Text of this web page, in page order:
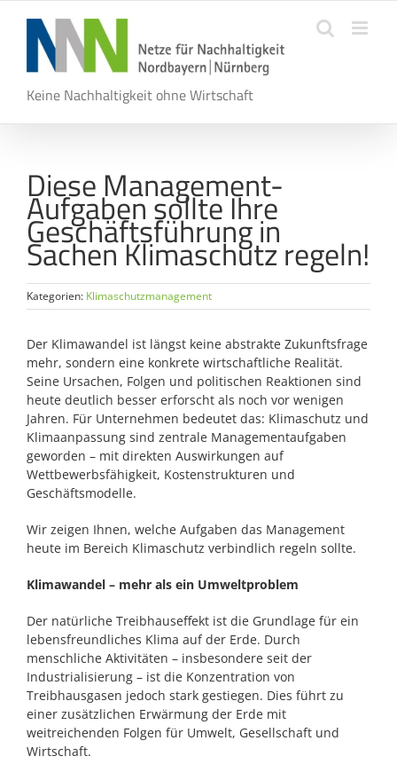
springen
Keine Nachhaltigkeit ohne Wirtschaft
Diese Management-
Aufgaben sollte Ihre
Geschäftsführung in
Sachen Klimaschutz regeln!
Kategorien: Klimaschutzmanagement
Der Klimawandel ist längst keine abstrakte Zukunftsfrage
mehr, sondern eine konkrete wirtschaftliche Realität.
Seine Ursachen, Folgen und politischen Reaktionen sind
heute deutlich besser erforscht als noch vor wenigen
Jahren. Für Unternehmen bedeutet das: Klimaschutz und
Klimaanpassung sind zentrale Managementaufgaben
geworden – mit direkten Auswirkungen auf
Wettbewerbsfähigkeit, Kostenstrukturen und
Geschäftsmodelle.
Wir zeigen Ihnen, welche Aufgaben das Management
heute im Bereich Klimaschutz verbindlich regeln sollte.
Klimawandel – mehr als ein Umweltproblem
Der natürliche Treibhauseffekt ist die Grundlage für ein
lebensfreundliches Klima auf der Erde. Durch
menschliche Aktivitäten – insbesondere seit der
Industrialisierung – ist die Konzentration von
Treibhausgasen jedoch stark gestiegen. Dies führt zu
einer zusätzlichen Erwärmung der Erde mit
weitreichenden Folgen für Umwelt, Gesellschaft und
Wirtschaft.